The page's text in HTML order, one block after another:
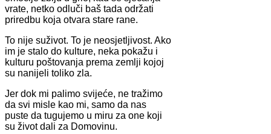
vrate, netko odluči baš tada održati
priredbu koja otvara stare rane.
To nije suživot. To je neosjetljivost. Ako
im je stalo do kulture, neka pokažu i
kulturu poštovanja prema zemlji kojoj
su nanijeli toliko zla.
Jer dok mi palimo svijeće, ne tražimo
da svi misle kao mi, samo da nas
puste da tugujemo u miru za one koji
su život dali za Domovinu.